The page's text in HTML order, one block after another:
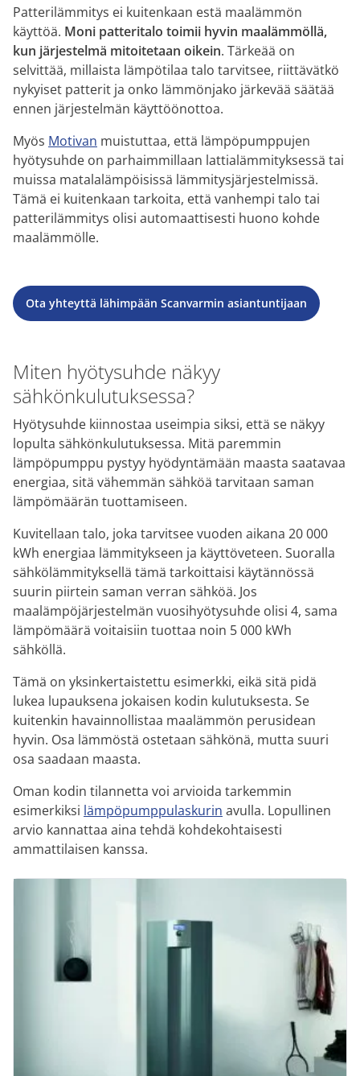
Patterilämmitys ei kuitenkaan estä maalämmön
käyttöä. Moni patteritalo toimii hyvin maalämmöllä,
kun järjestelmä mitoitetaan oikein. Tärkeää on
selvittää, millaista lämpötilaa talo tarvitsee, riittävätkö
nykyiset patterit ja onko lämmönjako järkevää säätää
ennen järjestelmän käyttöönottoa.
Myös Motivan muistuttaa, että lämpöpumppujen
hyötysuhde on parhaimmillaan lattialämmityksessä tai
muissa matalalämpöisissä lämmitysjärjestelmissä.
Tämä ei kuitenkaan tarkoita, että vanhempi talo tai
patterilämmitys olisi automaattisesti huono kohde
maalämmölle.
Ota yhteyttä lähimpään Scanvarmin asiantuntijaan
Miten hyötysuhde näkyy
sähkönkulutuksessa?
Hyötysuhde kiinnostaa useimpia siksi, että se näkyy
lopulta sähkönkulutuksessa. Mitä paremmin
lämpöpumppu pystyy hyödyntämään maasta saatavaa
energiaa, sitä vähemmän sähköä tarvitaan saman
lämpömäärän tuottamiseen.
Kuvitellaan talo, joka tarvitsee vuoden aikana 20 000
kWh energiaa lämmitykseen ja käyttöveteen. Suoralla
sähkölämmityksellä tämä tarkoittaisi käytännössä
suurin piirtein saman verran sähköä. Jos
maalämpöjärjestelmän vuosihyötysuhde olisi 4, sama
lämpömäärä voitaisiin tuottaa noin 5 000 kWh
sähköllä.
Tämä on yksinkertaistettu esimerkki, eikä sitä pidä
lukea lupauksena jokaisen kodin kulutuksesta. Se
kuitenkin havainnollistaa maalämmön perusidean
hyvin. Osa lämmöstä ostetaan sähkönä, mutta suuri
osa saadaan maasta.
Oman kodin tilannetta voi arvioida tarkemmin
esimerkiksi lämpöpumppulaskurin avulla. Lopullinen
arvio kannattaa aina tehdä kohdekohtaisesti
ammattilaisen kanssa.